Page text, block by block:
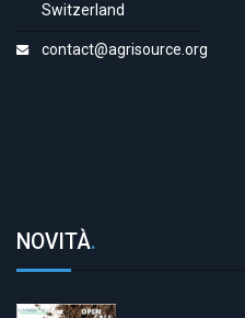
Switzerland
contact@agrisource.org
NOVITÀ.